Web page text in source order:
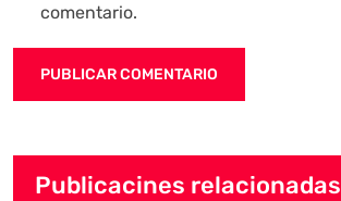
comentario.
Publicacines relacionadas